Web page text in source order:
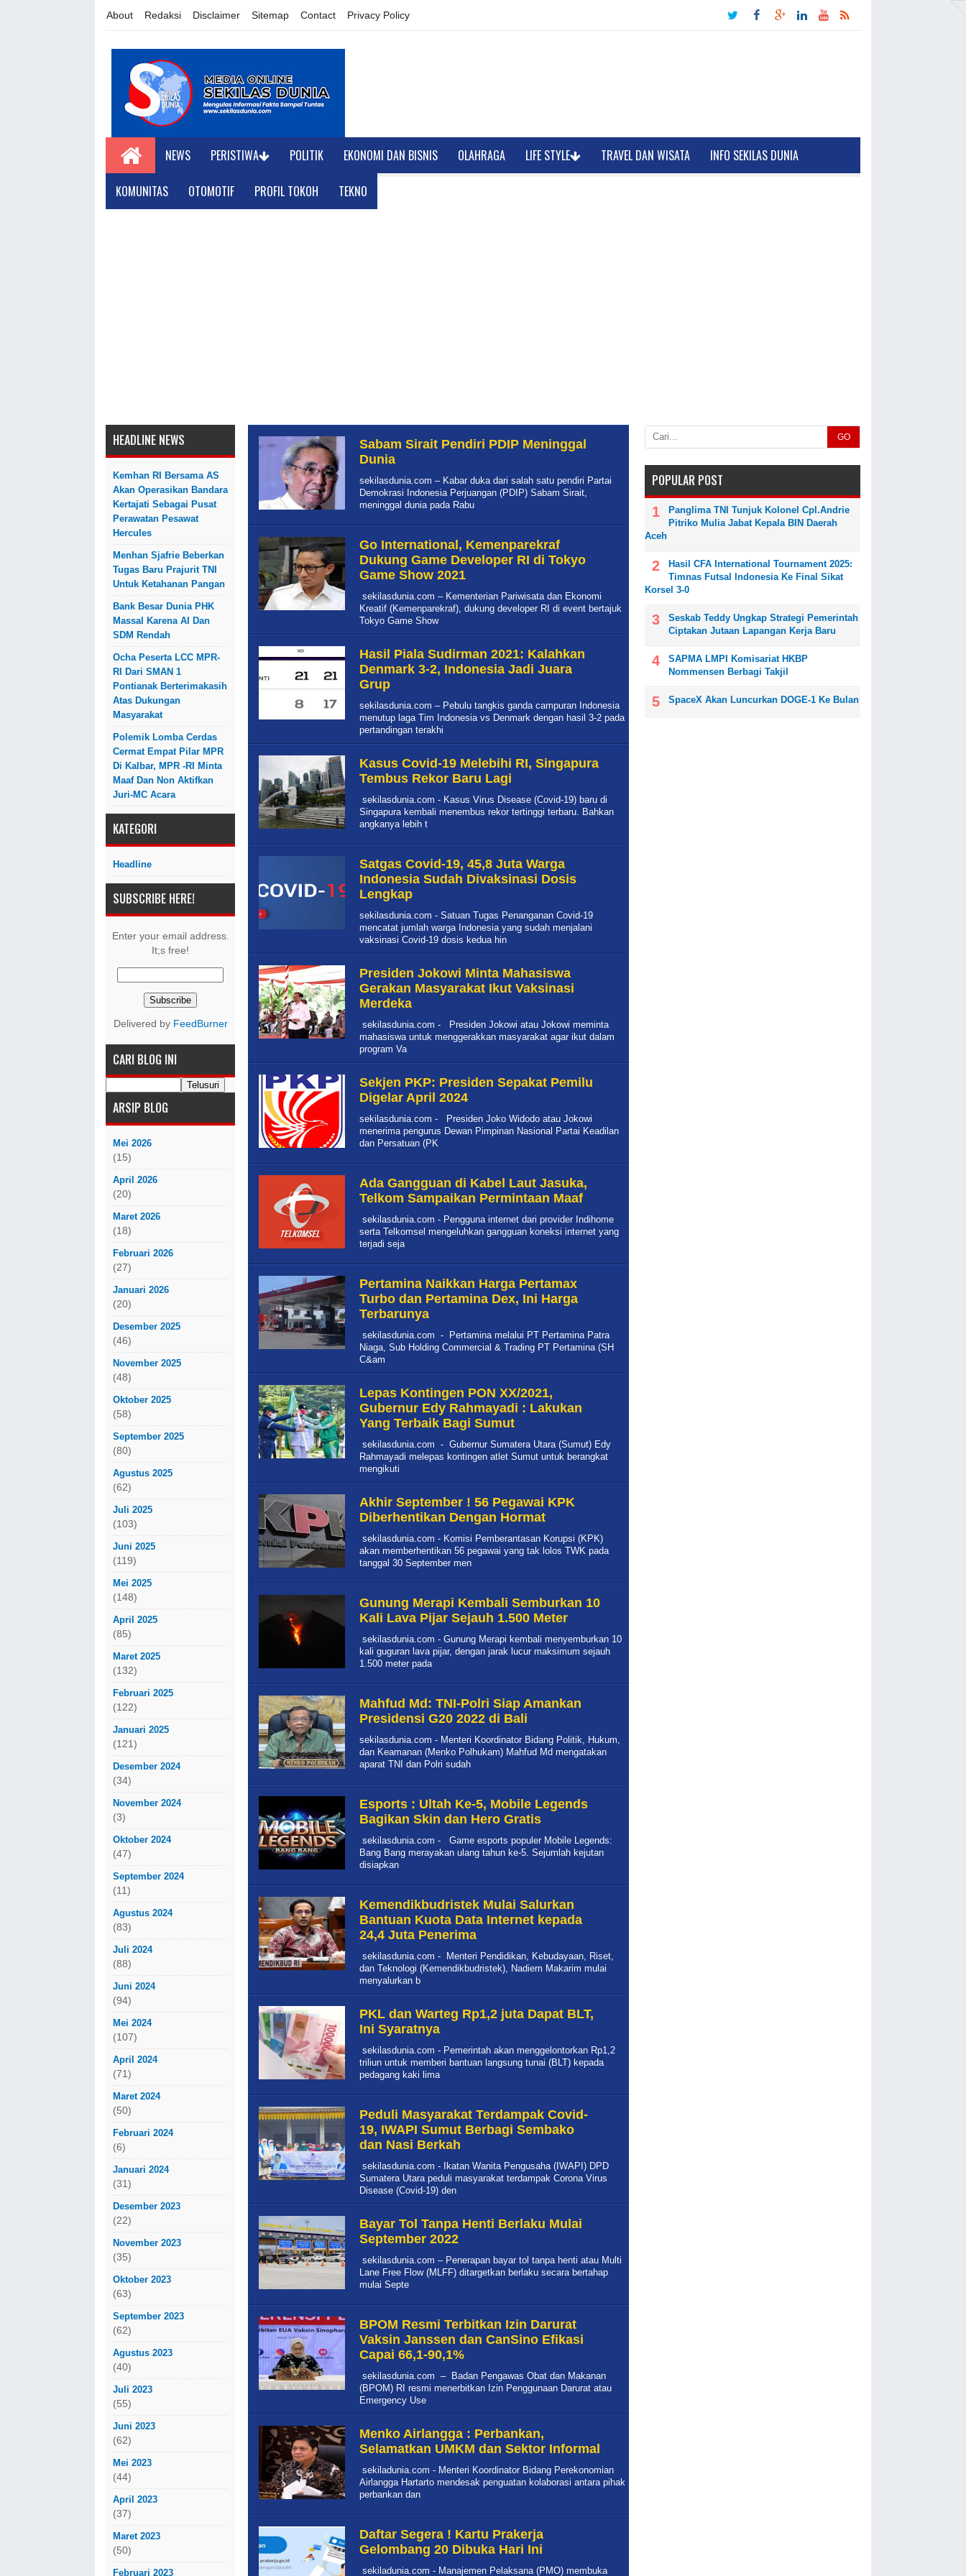
About Redaksi Disclaimer Sitemap Contact Privacy Policy
NEWS PERISTIWA POLITIK EKONOMI DAN BISNIS OLAHRAGA LIFE STYLE TRAVEL DAN WISATA INFO SEKILAS DUNIA
KOMUNITAS OTOMOTIF PROFIL TOKOH TEKNO
HEADLINE NEWS
Kemhan RI Bersama AS
Akan Operasikan Bandara
Kertajati Sebagai Pusat
Perawatan Pesawat
Hercules
Menhan Sjafrie Beberkan
Tugas Baru Prajurit TNI
Untuk Ketahanan Pangan
Bank Besar Dunia PHK
Massal Karena AI Dan
SDM Rendah
Ocha Peserta LCC MPR-
RI Dari SMAN 1
Pontianak Berterimakasih
Atas Dukungan
Masyarakat
Polemik Lomba Cerdas
Cermat Empat Pilar MPR
Di Kalbar, MPR -RI Minta
Maaf Dan Non Aktifkan
Juri-MC Acara
KATEGORI
Headline
SUBSCRIBE HERE!
Enter your email address.
It;s free!
Delivered by FeedBurner
CARI BLOG INI
ARSIP BLOG
Mei 2026
(15)
April 2026
(20)
Maret 2026
(18)
Februari 2026
(27)
Januari 2026
(20)
Desember 2025
(46)
November 2025
(48)
Oktober 2025
(58)
September 2025
(80)
Agustus 2025
(62)
Juli 2025
(103)
Juni 2025
(119)
Mei 2025
(148)
April 2025
(85)
Maret 2025
(132)
Februari 2025
(122)
Januari 2025
(121)
Desember 2024
(34)
November 2024
(3)
Oktober 2024
(47)
September 2024
(11)
Agustus 2024
(83)
Juli 2024
(88)
Juni 2024
(94)
Mei 2024
(107)
April 2024
(71)
Maret 2024
(50)
Februari 2024
(6)
Januari 2024
(31)
Desember 2023
(22)
November 2023
(35)
Oktober 2023
(63)
September 2023
(62)
Agustus 2023
(40)
Juli 2023
(55)
Juni 2023
(62)
Mei 2023
(44)
April 2023
(37)
Maret 2023
(50)
Februari 2023
Sabam Sirait Pendiri PDIP Meninggal
Dunia
sekilasdunia.com – Kabar duka dari salah satu pendiri Partai
Demokrasi Indonesia Perjuangan (PDIP) Sabam Sirait,
meninggal dunia pada Rabu
Go International, Kemenparekraf
Dukung Game Developer RI di Tokyo
Game Show 2021
sekilasdunia.com – Kementerian Pariwisata dan Ekonomi
Kreatif (Kemenparekraf), dukung developer RI di event bertajuk
Tokyo Game Show
Hasil Piala Sudirman 2021: Kalahkan
Denmark 3-2, Indonesia Jadi Juara
Grup
sekilasdunia.com – Pebulu tangkis ganda campuran Indonesia
menutup laga Tim Indonesia vs Denmark dengan hasil 3-2 pada
pertandingan terakhi
Kasus Covid-19 Melebihi RI, Singapura
Tembus Rekor Baru Lagi
sekilasdunia.com - Kasus Virus Disease (Covid-19) baru di
Singapura kembali menembus rekor tertinggi terbaru. Bahkan
angkanya lebih t
Satgas Covid-19, 45,8 Juta Warga
Indonesia Sudah Divaksinasi Dosis
Lengkap
sekilasdunia.com - Satuan Tugas Penanganan Covid-19
mencatat jumlah warga Indonesia yang sudah menjalani
vaksinasi Covid-19 dosis kedua hin
Presiden Jokowi Minta Mahasiswa
Gerakan Masyarakat Ikut Vaksinasi
Merdeka
sekilasdunia.com - Presiden Jokowi atau Jokowi meminta
mahasiswa untuk menggerakkan masyarakat agar ikut dalam
program Va
Sekjen PKP: Presiden Sepakat Pemilu
Digelar April 2024
sekilasdunia.com - Presiden Joko Widodo atau Jokowi
menerima pengurus Dewan Pimpinan Nasional Partai Keadilan
dan Persatuan (PK
Ada Gangguan di Kabel Laut Jasuka,
Telkom Sampaikan Permintaan Maaf
sekilasdunia.com - Pengguna internet dari provider Indihome
serta Telkomsel mengeluhkan gangguan koneksi internet yang
terjadi seja
Pertamina Naikkan Harga Pertamax
Turbo dan Pertamina Dex, Ini Harga
Terbarunya
sekilasdunia.com - Pertamina melalui PT Pertamina Patra
Niaga, Sub Holding Commercial & Trading PT Pertamina (SH
C&am
Lepas Kontingen PON XX/2021,
Gubernur Edy Rahmayadi : Lakukan
Yang Terbaik Bagi Sumut
sekilasdunia.com - Gubernur Sumatera Utara (Sumut) Edy
Rahmayadi melepas kontingen atlet Sumut untuk berangkat
mengikuti
Akhir September ! 56 Pegawai KPK
Diberhentikan Dengan Hormat
sekilasdunia.com - Komisi Pemberantasan Korupsi (KPK)
akan memberhentikan 56 pegawai yang tak lolos TWK pada
tanggal 30 September men
Gunung Merapi Kembali Semburkan 10
Kali Lava Pijar Sejauh 1.500 Meter
sekilasdunia.com - Gunung Merapi kembali menyemburkan 10
kali guguran lava pijar, dengan jarak lucur maksimum sejauh
1.500 meter pada
Mahfud Md: TNI-Polri Siap Amankan
Presidensi G20 2022 di Bali
sekilasdunia.com - Menteri Koordinator Bidang Politik, Hukum,
dan Keamanan (Menko Polhukam) Mahfud Md mengatakan
aparat TNI dan Polri sudah
Esports : Ultah Ke-5, Mobile Legends
Bagikan Skin dan Hero Gratis
sekilasdunia.com - Game esports populer Mobile Legends:
Bang Bang merayakan ulang tahun ke-5. Sejumlah kejutan
disiapkan
Kemendikbudristek Mulai Salurkan
Bantuan Kuota Data Internet kepada
24,4 Juta Penerima
sekilasdunia.com - Menteri Pendidikan, Kebudayaan, Riset,
dan Teknologi (Kemendikbudristek), Nadiem Makarim mulai
menyalurkan b
PKL dan Warteg Rp1,2 juta Dapat BLT,
Ini Syaratnya
sekilasdunia.com - Pemerintah akan menggelontorkan Rp1,2
triliun untuk memberi bantuan langsung tunai (BLT) kepada
pedagang kaki lima
Peduli Masyarakat Terdampak Covid-
19, IWAPI Sumut Berbagi Sembako
dan Nasi Berkah
sekilasdunia.com - Ikatan Wanita Pengusaha (IWAPI) DPD
Sumatera Utara peduli masyarakat terdampak Corona Virus
Disease (Covid-19) den
Bayar Tol Tanpa Henti Berlaku Mulai
September 2022
sekilasdunia.com – Penerapan bayar tol tanpa henti atau Multi
Lane Free Flow (MLFF) ditargetkan berlaku secara bertahap
mulai Septe
BPOM Resmi Terbitkan Izin Darurat
Vaksin Janssen dan CanSino Efikasi
Capai 66,1-90,1%
sekilasdunia.com – Badan Pengawas Obat dan Makanan
(BPOM) RI resmi menerbitkan Izin Penggunaan Darurat atau
Emergency Use
Menko Airlangga : Perbankan,
Selamatkan UMKM dan Sektor Informal
sekiladunia.com - Menteri Koordinator Bidang Perekonomian
Airlangga Hartarto mendesak penguatan kolaborasi antara pihak
perbankan dan
Daftar Segera ! Kartu Prakerja
Gelombang 20 Dibuka Hari Ini
sekiladunia.com - Manajemen Pelaksana (PMO) membuka
GO
POPULAR POST
Panglima TNI Tunjuk Kolonel Cpl.Andrie
Pitriko Mulia Jabat Kepala BIN Daerah
Aceh
Hasil CFA International Tournament 2025:
Timnas Futsal Indonesia Ke Final Sikat
Korsel 3-0
Seskab Teddy Ungkap Strategi Pemerintah
Ciptakan Jutaan Lapangan Kerja Baru
SAPMA LMPI Komisariat HKBP
Nommensen Berbagi Takjil
SpaceX Akan Luncurkan DOGE-1 Ke Bulan